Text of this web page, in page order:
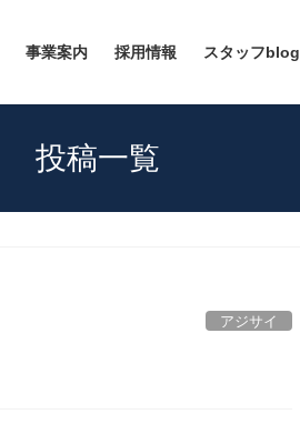
事業案内 採用情報 スタッフblog
投稿一覧
アジサイ